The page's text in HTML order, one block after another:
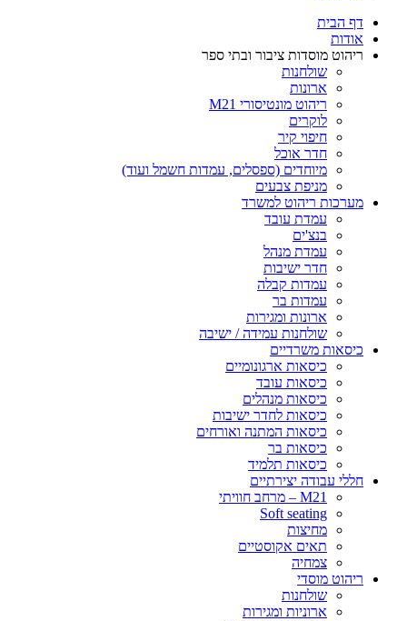
דף הבית
אודות
ריהוט מוסדות ציבור ובתי ספר
שולחנות
ארונות
ריהוט מונטיסורי M21
לוקרים
חיפוי קיר
חדר אוכל
מיוחדים (ספסלים, עמדות חשמל ועוד)
מניפת צבעים
מערכות ריהוט למשרד
עמדת עובד
בנצ'ים
עמדת מנהל
חדר ישיבות
עמדות קבלה
עמדות בר
ארונות ומגירות
שולחנות עמידה / ישיבה
כיסאות משרדיים
כיסאות ארגונומיים
כיסאות עובד
כיסאות מנהלים
כיסאות לחדר ישיבות
כיסאות המתנה ואורחים
כיסאות בר
כיסאות תלמיד
חללי עבודה יצירתיים
M21 – מרחב חוויתי
Soft seating
מחיצות
תאים אקוסטיים
צמחיה
ריהוט מוסדי
שולחנות
ארוניות ומגירות